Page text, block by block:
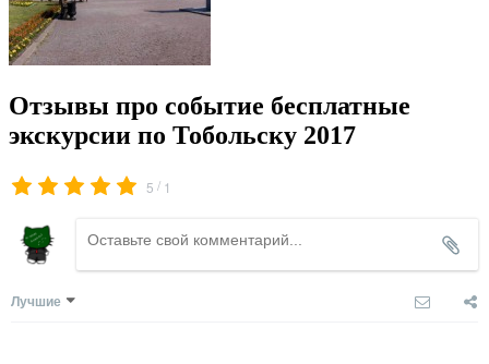
Отзывы про событие бесплатные
экскурсии по Тобольску 2017
5 / 1
Лучшие